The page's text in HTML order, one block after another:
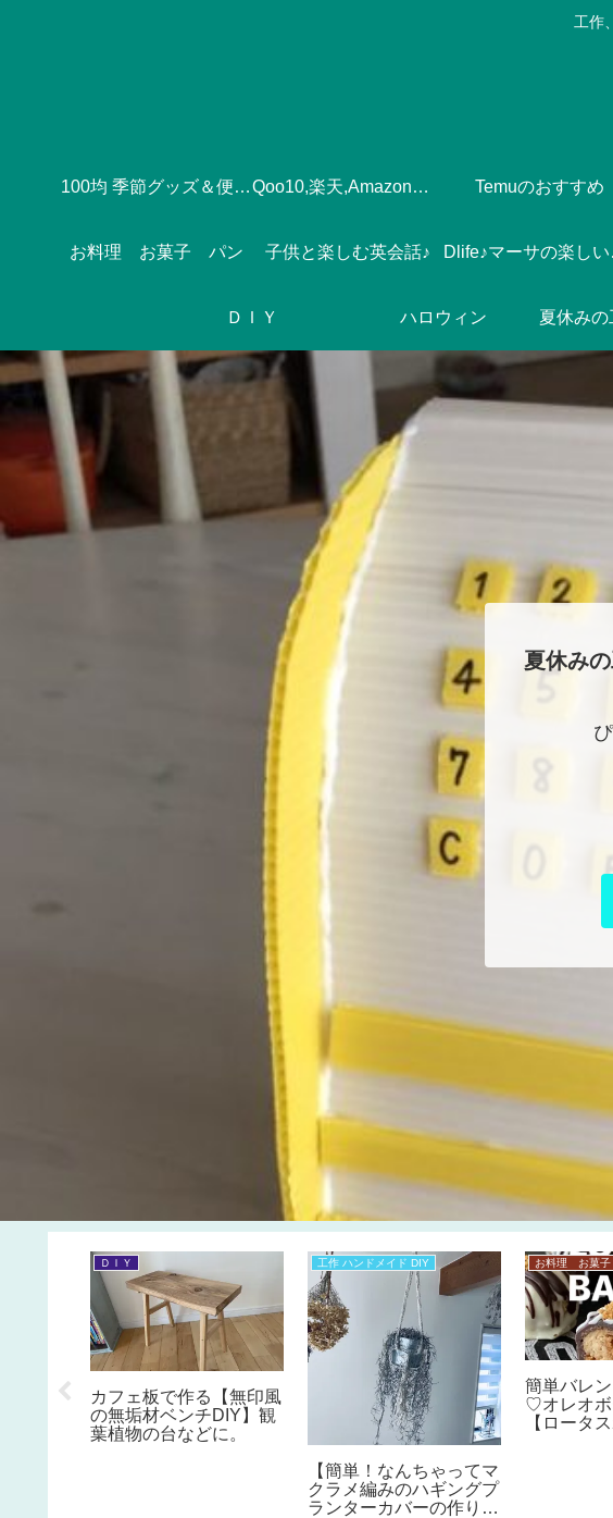
工作
100均 季節グッズ＆便利グッズ Qoo10,楽天,Amazonのおすすめ♪ Temuのおすすめ
お料理 お菓子 パン 子供と楽しむ英会話♪
ＤＩＹ ハロウィン
夏休み
キッチ
ＤＩＹ
カフェ板で作る【無印風
の無垢材ベンチDIY】観
葉植物の台などに。
工作 ハンドメイド DIY
【簡単！なんちゃってマ
クラメ編みのハギングプ
ランターカバーの作り
お料理 お菓
簡単バレ
♡オレオボ
【ロータ